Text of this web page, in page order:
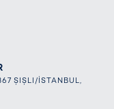
ŞIŞLI/İSTANBUL,